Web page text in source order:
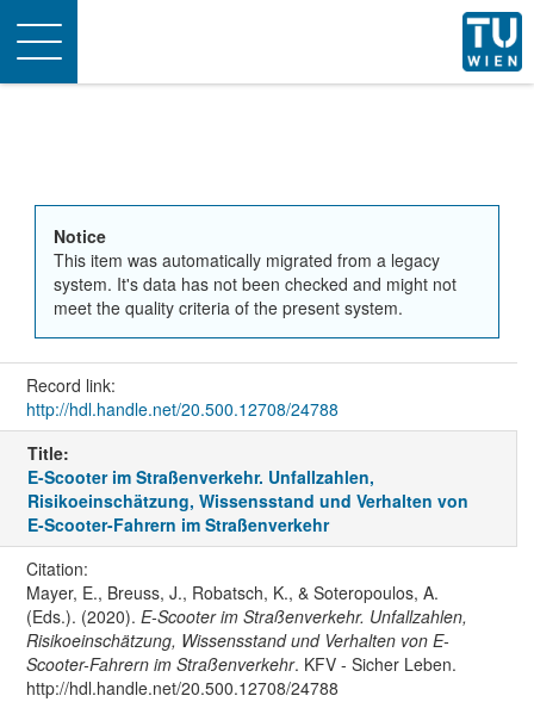
Toggle
navigation
Notice
This item was automatically migrated from a legacy
system. It's data has not been checked and might not
meet the quality criteria of the present system.
Record link:
http://hdl.handle.net/20.500.12708/24788
Title:
E-Scooter im Straßenverkehr. Unfallzahlen,
Risikoeinschätzung, Wissensstand und Verhalten von
E-Scooter-Fahrern im Straßenverkehr
Citation:
Mayer, E., Breuss, J., Robatsch, K., & Soteropoulos, A.
(Eds.). (2020). E-Scooter im Straßenverkehr. Unfallzahlen,
Risikoeinschätzung, Wissensstand und Verhalten von E-
Scooter-Fahrern im Straßenverkehr. KFV - Sicher Leben.
http://hdl.handle.net/20.500.12708/24788